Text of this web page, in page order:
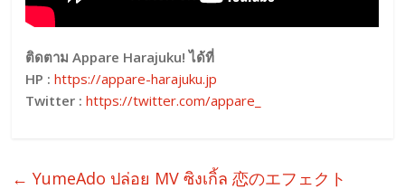
ติดตาม Appare Harajuku! ได้ที่
HP : https://appare-harajuku.jp
Twitter : https://twitter.com/appare_
← YumeAdo ปล่อย MV ซิงเกิ้ล 恋のエフェクト